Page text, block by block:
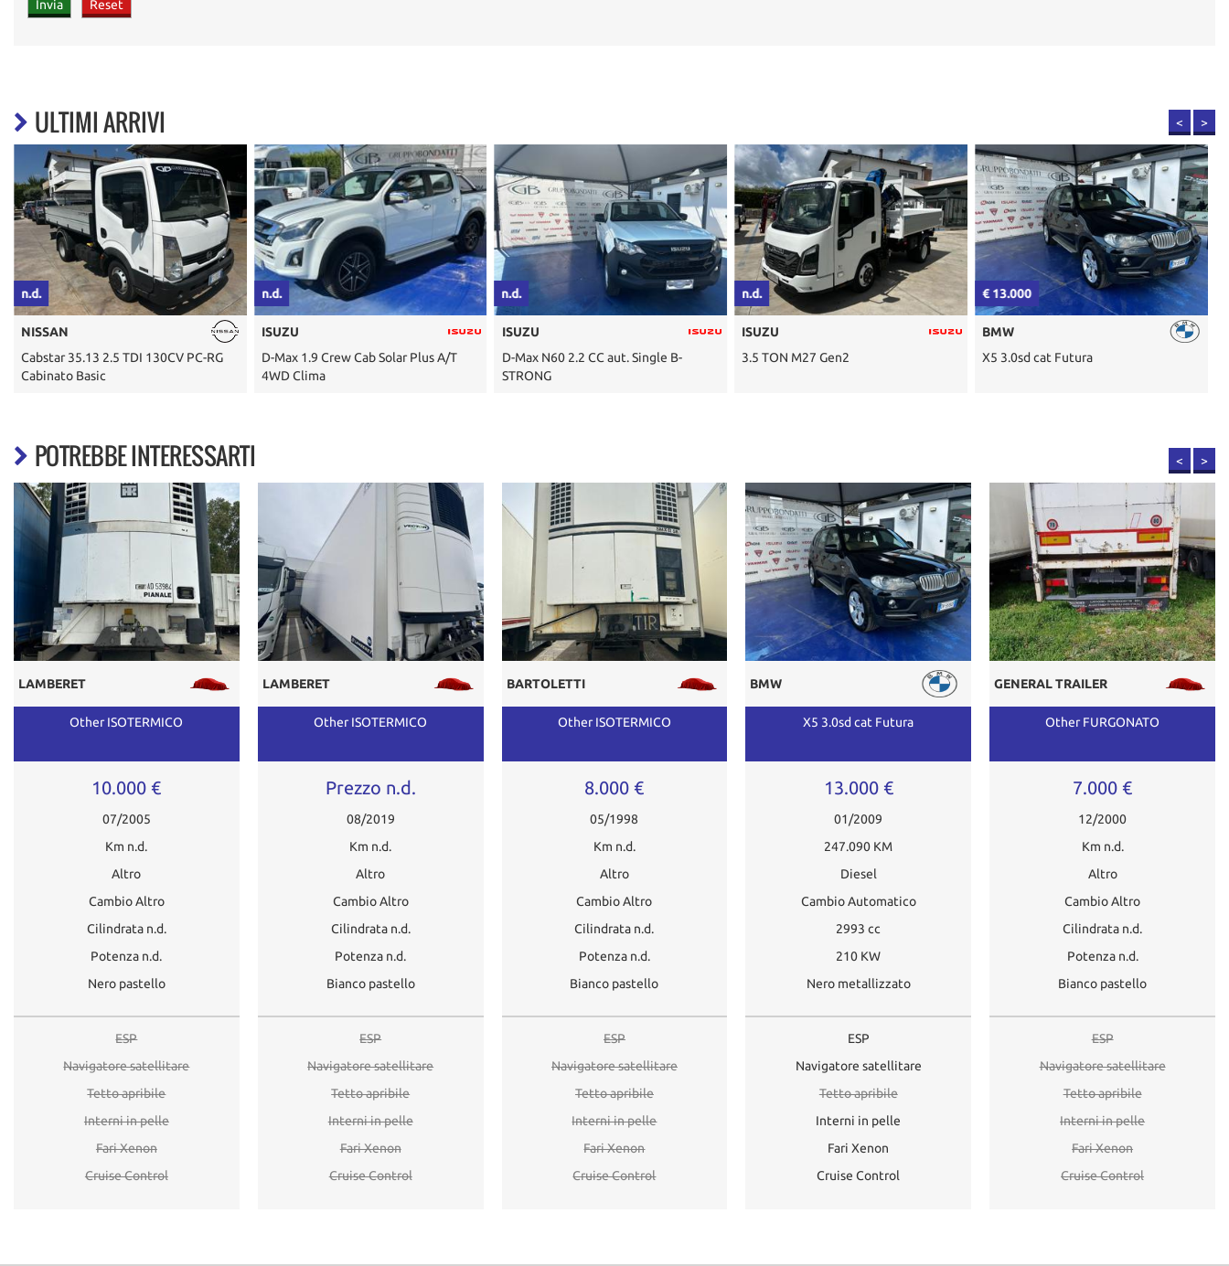
ULTIMI ARRIVI < >
n.d.
NISSAN
Cabstar 35.13 2.5 TDI 130CV PC-RG
Cabinato Basic
n.d.
ISUZU
D-Max 1.9 Crew Cab Solar Plus A/T
4WD Clima
n.d.
ISUZU
D-Max N60 2.2 CC aut. Single B-
STRONG
n.d.
ISUZU
3.5 TON M27 Gen2
€ 13.000
BMW
X5 3.0sd cat Futura
POTREBBE INTERESSARTI < >
LAMBERET
Other ISOTERMICO
10.000 €
07/2005
Km n.d.
Altro
Cambio Altro
Cilindrata n.d.
Potenza n.d.
Nero pastello
ESP
Navigatore satellitare
Tetto apribile
Interni in pelle
Fari Xenon
Cruise Control
LAMBERET
Other ISOTERMICO
Prezzo n.d.
08/2019
Km n.d.
Altro
Cambio Altro
Cilindrata n.d.
Potenza n.d.
Bianco pastello
ESP
Navigatore satellitare
Tetto apribile
Interni in pelle
Fari Xenon
Cruise Control
BARTOLETTI
Other ISOTERMICO
8.000 €
05/1998
Km n.d.
Altro
Cambio Altro
Cilindrata n.d.
Potenza n.d.
Bianco pastello
ESP
Navigatore satellitare
Tetto apribile
Interni in pelle
Fari Xenon
Cruise Control
BMW
X5 3.0sd cat Futura
13.000 €
01/2009
247.090 KM
Diesel
Cambio Automatico
2993 cc
210 KW
Nero metallizzato
ESP
Navigatore satellitare
Tetto apribile
Interni in pelle
Fari Xenon
Cruise Control
GENERAL TRAILER
Other FURGONATO
7.000 €
12/2000
Km n.d.
Altro
Cambio Altro
Cilindrata n.d.
Potenza n.d.
Bianco pastello
ESP
Navigatore satellitare
Tetto apribile
Interni in pelle
Fari Xenon
Cruise Control